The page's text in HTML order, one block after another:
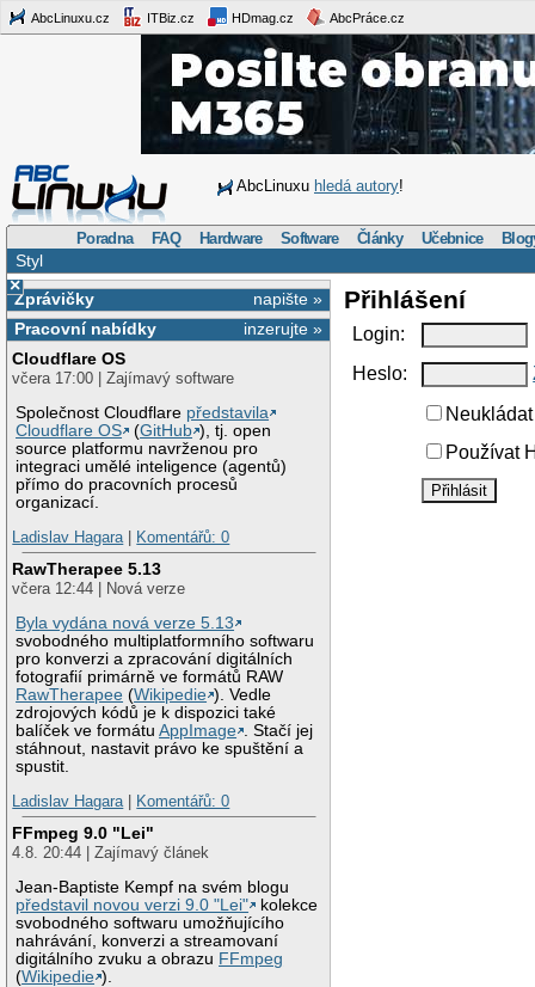
AbcLinuxu.cz ITBiz.cz HDmag.cz AbcPráce.cz
AbcLinuxu hledá autory!
Poradna FAQ Hardware Software Články Učebnice
Styl
×
napište »
Zprávičky
inzerujte »
Pracovní nabídky
Cloudflare OS
včera 17:00 | Zajímavý software
Společnost Cloudflare představila
Cloudflare OS
(GitHub ), tj. open
source platformu navrženou pro
integraci umělé inteligence (agentů)
přímo do pracovních procesů
organizací.
Ladislav Hagara| Komentářů: 0
RawTherapee 5.13
včera 12:44 | Nová verze
Byla vydána nová verze 5.13
svobodného multiplatformního softwaru
pro konverzi a zpracování digitálních
fotografií primárně ve formátů RAW
RawTherapee (Wikipedie ). Vedle
zdrojových kódů je k dispozici také
balíček ve formátuAppImage
. Stačí jej
stáhnout, nastavit právo ke spuštění a
spustit.
Ladislav Hagara| Komentářů: 0
FFmpeg 9.0 "Lei"
4.8. 20:44 | Zajímavý článek
Jean-Baptiste Kempf na svém blogu
představil novou verzi 9.0 "Lei"
kolekce
svobodného softwaru umožňujícího
nahrávání, konverzi a streamovaní
digitálního zvuku a obrazu FFmpeg
(Wikipedie ).
Přihlášení
Login:
Heslo:
Používat